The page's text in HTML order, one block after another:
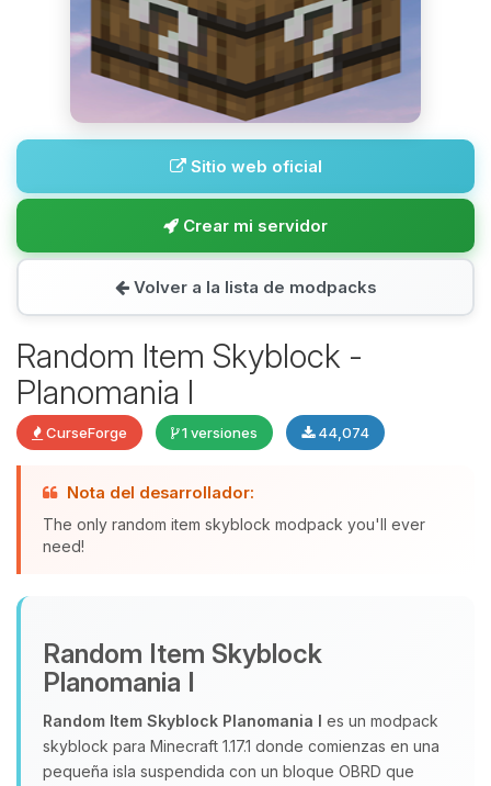
Sitio web oficial
Crear mi servidor
Volver a la lista de modpacks
Random Item Skyblock -
Planomania I
CurseForge 1 versiones 44,074
Nota del desarrollador:
The only random item skyblock modpack you'll ever
need!
Random Item Skyblock
Planomania I
Random Item Skyblock Planomania I es un modpack
skyblock para Minecraft 1.17.1 donde comienzas en una
pequeña isla suspendida con un bloque OBRD que
hablar! Soy Choupy, tu pequeno
asistente de BoxToPlay. Cuentame